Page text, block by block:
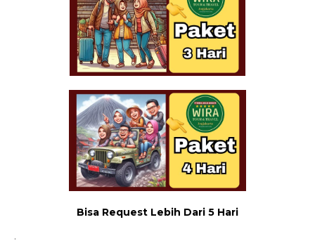
Bisa Request Lebih Dari 5 Hari
.